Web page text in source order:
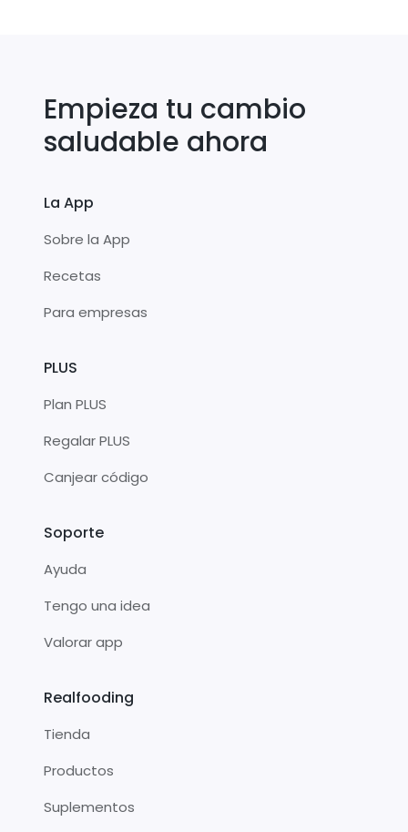
Empieza tu cambio
saludable ahora
La App
Sobre la App
Recetas
Para empresas
PLUS
Plan PLUS
Regalar PLUS
Canjear código
Soporte
Ayuda
Tengo una idea
Valorar app
Realfooding
Tienda
Productos
Suplementos